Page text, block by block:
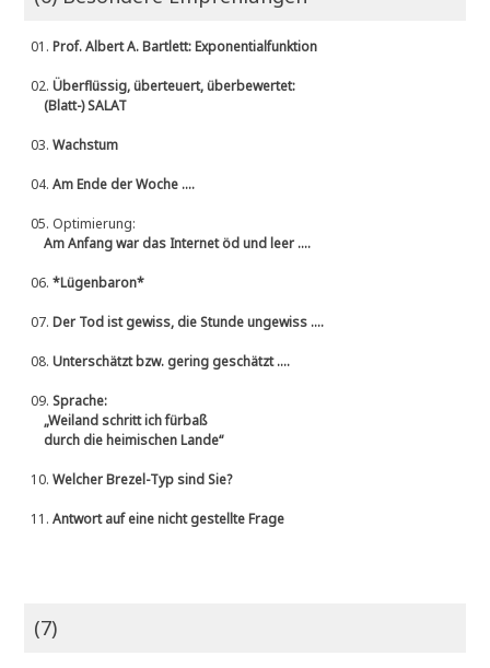
01.Prof. Albert A. Bartlett: Exponentialfunktion
02.Überflüssig, überteuert, überbewertet:
(Blatt-) SALAT
03.Wachstum
04.Am Ende der Woche ....
05. Optimierung:
Am Anfang war das Internet öd und leer ....
06.*Lügenbaron*
07.Der Tod ist gewiss, die Stunde ungewiss ....
08.Unterschätzt bzw. gering geschätzt ....
09.Sprache:
„Weiland schritt ich fürbaß
durch die heimischen Lande“
10.Welcher Brezel-Typ sind Sie?
11.Antwort auf eine nicht gestellte Frage
(7)